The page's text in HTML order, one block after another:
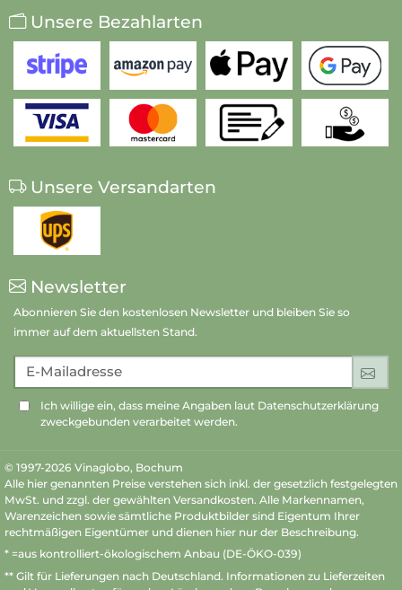
Unsere Bezahlarten
Unsere Versandarten
Newsletter
Abonnieren Sie den kostenlosen Newsletter und bleiben Sie so
immer auf dem aktuellsten Stand.
E-Mailadresse
Ich willige ein, dass meine Angaben laut Datenschutzerklärung
zweckgebunden verarbeitet werden.
© 1997-2026 Vinaglobo, Bochum
Alle hier genannten Preise verstehen sich inkl. der gesetzlich festgelegten
MwSt. und zzgl. der gewählten Versandkosten. Alle Markennamen,
Warenzeichen sowie sämtliche Produktbilder sind Eigentum Ihrer
rechtmäßigen Eigentümer und dienen hier nur der Beschreibung.
* =aus kontrolliert-ökologischem Anbau (DE-ÖKO-039)
** Gilt für Lieferungen nach Deutschland. Informationen zu Lieferzeiten